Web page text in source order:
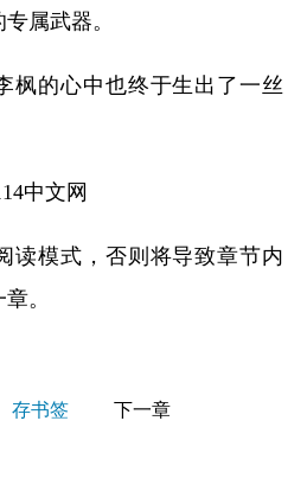
属武器。
枫的心中也终于生出了一丝
中文网
读模式，否则将导致章节内
。
存书签 下一章